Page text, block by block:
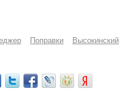
Поправки Высокинский